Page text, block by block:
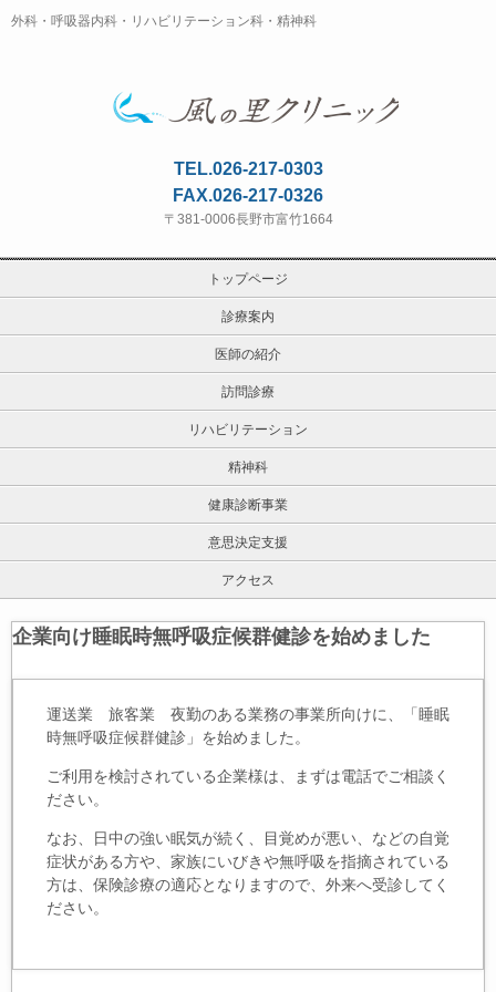
外科・呼吸器内科・リハビリテーション科・精神科
TEL.026-217-0303
FAX.026-217-0326
〒381-0006長野市富竹1664
トップページ
診療案内
医師の紹介
訪問診療
リハビリテーション
精神科
健康診断事業
意思決定支援
アクセス
企業向け睡眠時無呼吸症候群健診を始めました
運送業 旅客業 夜勤のある業務の事業所向けに、「睡眠
時無呼吸症候群健診」を始めました。
ご利用を検討されている企業様は、まずは電話でご相談く
ださい。
なお、日中の強い眠気が続く、目覚めが悪い、などの自覚
症状がある方や、家族にいびきや無呼吸を指摘されている
方は、保険診療の適応となりますので、外来へ受診してく
ださい。